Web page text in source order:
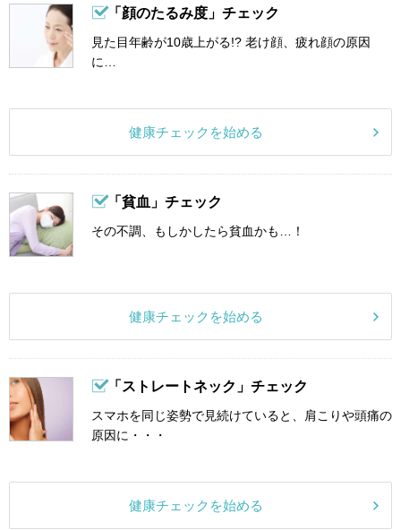
「顔のたるみ度」チェック
見た目年齢が10歳上がる!? 老け顔、疲れ顔の原因
に…
健康チェックを始める
「貧血」チェック
その不調、もしかしたら貧血かも…！
健康チェックを始める
「ストレートネック」チェック
スマホを同じ姿勢で見続けていると、肩こりや頭痛の
原因に・・・
健康チェックを始める